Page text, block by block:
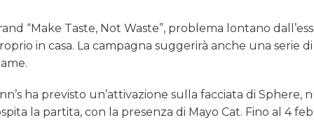
“Make Taste, Not Waste”, problema lontano
in casa. La campagna suggerirà anche una serie
ha previsto un’attivazione sulla facciata di Sphere,
la partita, con la presenza di Mayo Cat. Fino al 4